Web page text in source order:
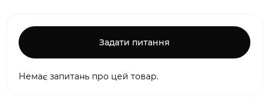
Задати питання
Немає запитань про цей товар.